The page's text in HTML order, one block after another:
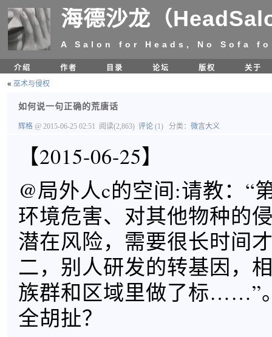
海德沙龙（
A Salon for Heads, No Sofa
介绍 作者 目录 论坛 版权
关于
« 巫术与侵权
如何说一句正确的荒唐话
辉格 @ 2015-06-25 02:51 阅读(2,863) 评论 (1) 分类： 微言大义
【2015-06-25】
@局外人c的空间:请教：“
环境危害、对其他物种的
潜在风险，需要很长时间
二，别人研发的转基因，
族群和区域里做了标……”
全胡扯？